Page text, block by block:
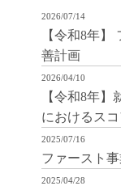
2026/07/14
【令和8年
善計画
2026/04/10
【令和8年
におけるス
2025/07/16
ファースト
2025/04/28